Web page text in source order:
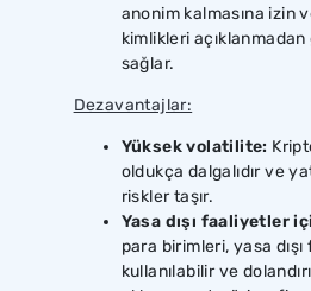
anonim kalmasına izin
kimlikleri
sağlar.
Dezavantajlar:
Yüksek volatilite:
oldukça dalgalıdır ve
riskler taşır.
Yasa dışı faaliyetler
para birimleri, yasa
kullanılabilir ve